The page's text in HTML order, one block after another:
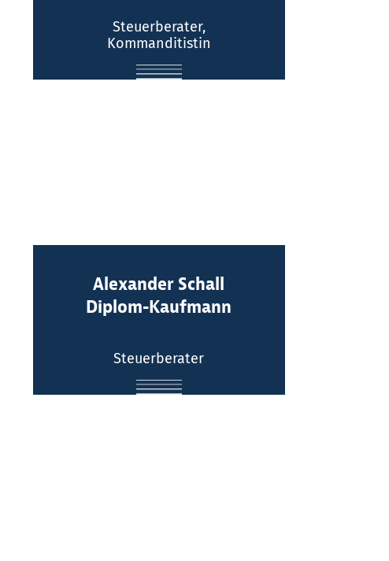
Steuerberater,
Kommanditistin
E-Mail
Alexander Schall
Diplom-Kaufmann
Steuerberater
Kontakt:
Telefon: (0211) 516064 - 0
E-Mail